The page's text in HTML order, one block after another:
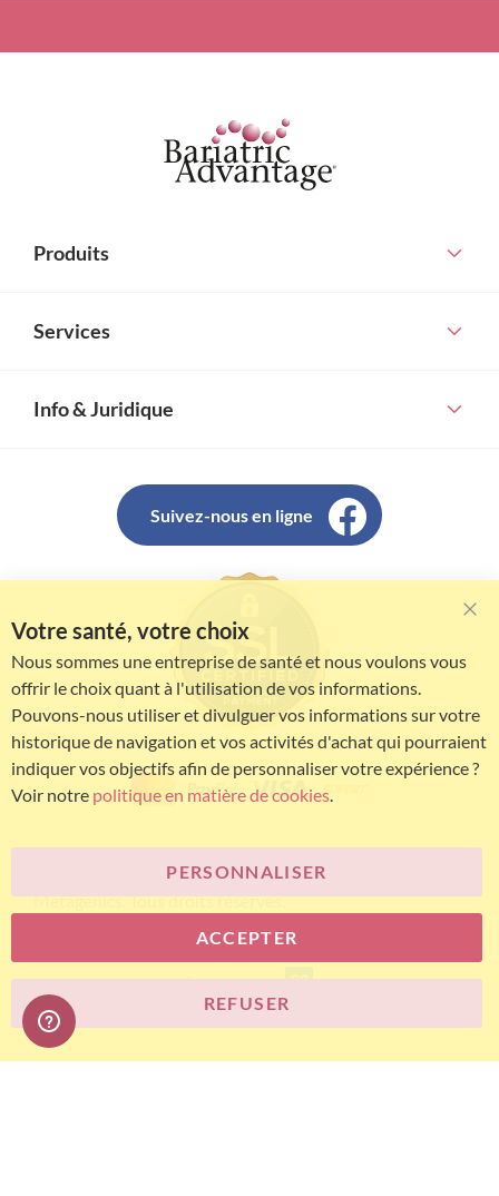
Produits
Services
Info & Juridique
Suivez-nous en ligne
© Bariatric Advantage® est une marque du groupe
Metagenics. Tous droits réservés.
E-commerce
Votre santé, votre choix
Nous sommes une entreprise de santé et nous voulons vous
offrir le choix quant à l'utilisation de vos informations.
Pouvons-nous utiliser et divulguer vos informations sur votre
historique de navigation et vos activités d'achat qui pourraient
indiquer vos objectifs afin de personnaliser votre expérience ?
Voir notre politique en matière de cookies.
ACCEPTER
PERSONNALISER
REFUSER